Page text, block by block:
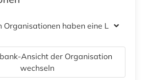
Organisationen haben eine Lizenz
Ansicht der Organisation
wechseln